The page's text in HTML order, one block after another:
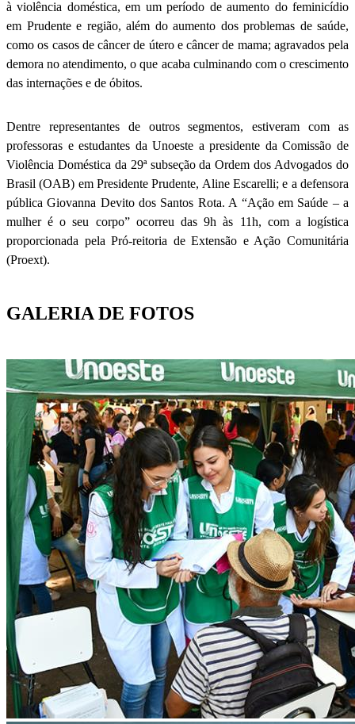
à violência doméstica, em um período de aumento do feminicídio
em Prudente e região, além do aumento dos problemas de saúde,
como os casos de câncer de útero e câncer de mama; agravados pela
demora no atendimento, o que acaba culminando com o crescimento
das internações e de óbitos.
Dentre representantes de outros segmentos, estiveram com as
professoras e estudantes da Unoeste a presidente da Comissão de
Violência Doméstica da 29ª subseção da Ordem dos Advogados do
Brasil (OAB) em Presidente Prudente, Aline Escarelli; e a defensora
pública Giovanna Devito dos Santos Rota. A “Ação em Saúde – a
mulher é o seu corpo” ocorreu das 9h às 11h, com a logística
proporcionada pela Pró-reitoria de Extensão e Ação Comunitária
(Proext).
GALERIA DE FOTOS